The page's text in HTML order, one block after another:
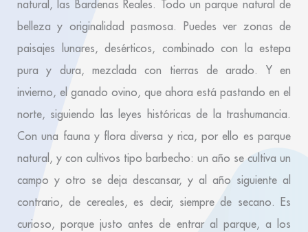
natural, las Bardenas Reales. Todo un parque natural de
belleza y originalidad pasmosa. Puedes ver zonas de
paisajes lunares, desérticos, combinado con la estepa
pura y dura, mezclada con tierras de arado. Y en
invierno, el ganado ovino, que ahora está pastando en el
norte, siguiendo las leyes históricas de la trashumancia.
Con una fauna y flora diversa y rica, por ello es parque
natural, y con cultivos tipo barbecho: un año se cultiva un
campo y otro se deja descansar, y al año siguiente al
contrario, de cereales, es decir, siempre de secano. Es
curioso, porque justo antes de entrar al parque, a los